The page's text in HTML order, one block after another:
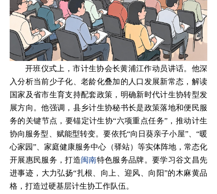
开班仪式上，市计生协会长黄浦江作动员讲话。他深
入分析当前少子化、老龄化叠加的人口发展新常态，解读
国家及省市生育支持配套政策，明确新时代计生协转型发
展方向。他强调，县乡计生协秘书长是政策落地和便民服
务的关键节点，要锚定计生协“六项重点任务”，推动计生
协向服务型、赋能型转变。要依托“向日葵亲子小屋”、“暖
心家园”、家庭健康服务中心（驿站）等实体阵地，常态化
开展惠民服务，打造闽南特色服务品牌。要学习谷文昌先
进事迹，大力弘扬“扎根、向上、迎风、向阳”的木麻黄品
格，打造过硬基层计生协工作队伍。